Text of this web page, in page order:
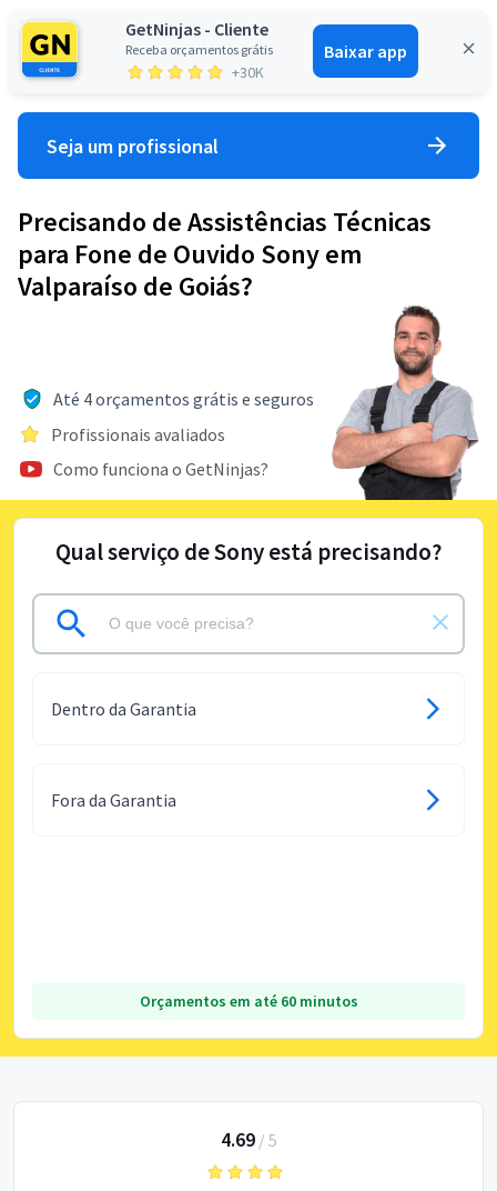
GetNinjas - Cliente
Receba orçamentos grátis
+30K
Baixar app
Entrar
Seja um profissional
Precisando de Assistências Técnicas
para Fone de Ouvido Sony em
Valparaíso de Goiás?
Até 4 orçamentos grátis e seguros
Profissionais avaliados
Como funciona o GetNinjas?
Qual serviço de Sony está precisando?
Dentro da Garantia
Fora da Garantia
Orçamentos em até 60 minutos
4.69/ 5